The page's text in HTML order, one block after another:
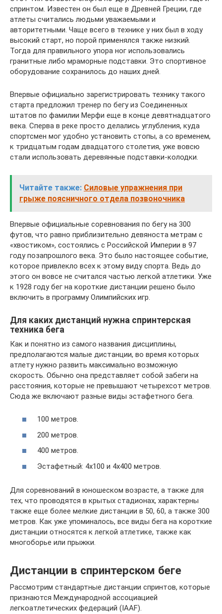
спринтом. Известен он был еще в Древней Греции, где
атлеты считались людьми уважаемыми и
авторитетными. Чаще всего в технике у них был в ходу
высокий старт, но порой применялся также низкий.
Тогда для правильного упора ног использовались
гранитные либо мраморные подставки. Это спортивное
оборудование сохранилось до наших дней.
Впервые официально зарегистрировать технику такого
старта предложил тренер по бегу из Соединенных
штатов по фамилии Мерфи еще в конце девятнадцатого
века. Сперва в реке просто делались углубления, куда
спортсмен мог удобно установить стопы, а со временем,
к тридцатым годам двадцатого столетия, уже вовсю
стали использовать деревянные подставки-колодки.
Читайте также: Силовые упражнения при
грыже поясничного отдела позвоночника
Впервые официальные соревнования по бегу на 300
футов, что равно приблизительно девяноста метрам с
«хвостиком», состоялись с Российской Империи в 97
году позапрошлого века. Это было настоящее событие,
которое привлекло всех к этому виду спорта. Ведь до
этого он вовсе не считался частью легкой атлетики. Уже
к 1928 году бег на короткие дистанции решено было
включить в программу Олимпийских игр.
Для каких дистанций нужна спринтерская
техника бега
Как и понятно из самого названия дисциплины,
предполагаются малые дистанции, во время которых
атлету нужно развить максимально возможную
скорость. Обычно она представляет собой забеги на
расстояния, которые не превышают четырехсот метров.
Сюда же включают разные виды эстафетного бега.
100 метров.
200 метров.
400 метров.
Эстафетный: 4х100 и 4х400 метров.
Для соревнований в юношеском возрасте, а также для
тех, что проводятся в крытых стадионах, характерны
также еще более мелкие дистанции в 50, 60, а также 300
метров. Как уже упоминалось, все виды бега на короткие
дистанции относятся к легкой атлетике, также как
многоборье или прыжки.
Дистанции в спринтерском беге
Рассмотрим стандартные дистанции спринтов, которые
признаются Международной ассоциацией
легкоатлетических федераций (IAAF).